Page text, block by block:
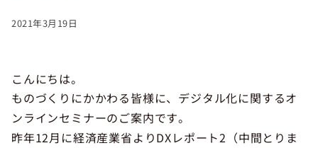
2021年3月19日
こんにちは。
ものづくりにかかわる皆様に、デジタル化に関するオ
ンラインセミナーのご案内です。
昨年12月に経済産業省よりDXレポート2（中間とりま